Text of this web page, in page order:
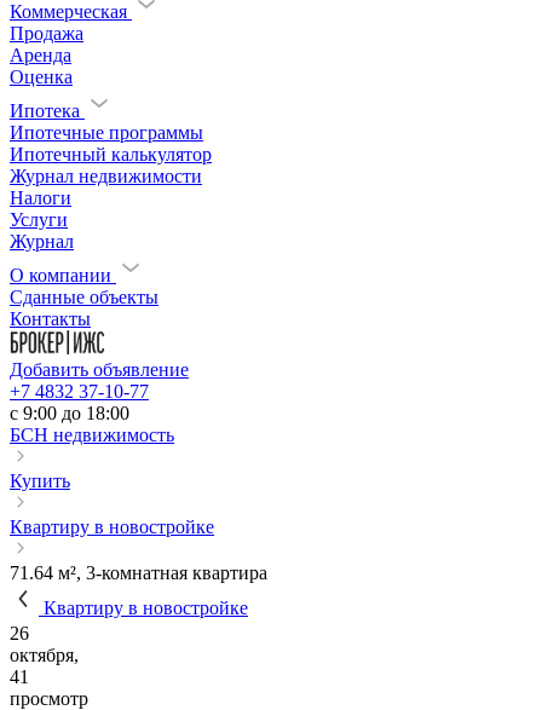
Коммерческая
Продажа
Аренда
Оценка
Ипотека
Ипотечные программы
Ипотечный калькулятор
Журнал недвижимости
Налоги
Услуги
Журнал
О компании
Сданные объекты
Контакты
Добавить объявление
+7 4832 37-10-77
c 9:00 до 18:00
БСН недвижимость
Купить
Квартиру в новостройке
71.64 м², 3-комнатная квартира
Квартиру в новостройке
26
октября,
41
просмотр